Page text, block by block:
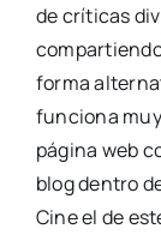
de críticas
forma
funciona
página web
blog dentro
Cine el de